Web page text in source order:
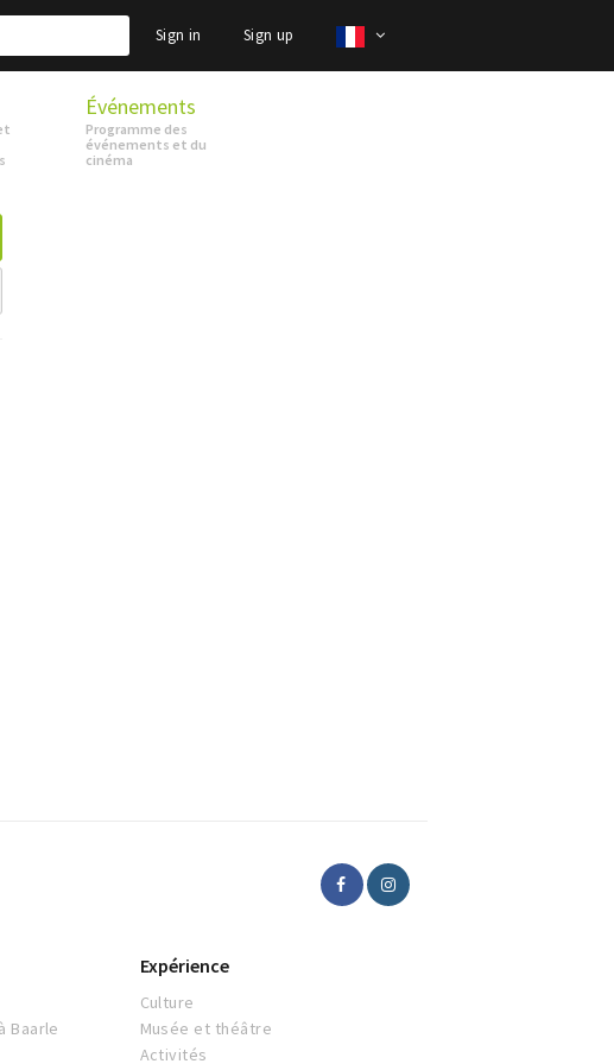
Sign in Sign up
Événements
Programme des
événements et du
cinéma
Baarle
Expérience
Culture
Musée et théâtre
Activités